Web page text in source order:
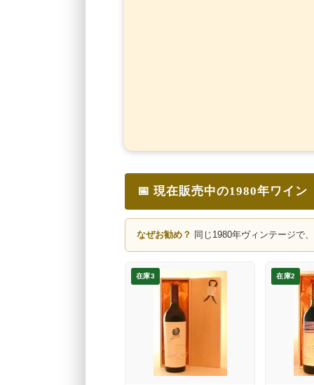
📅 現在販売中の1980年ワイン
なぜお勧め？ 同じ1980年ヴィンテージで
在庫3 在庫2